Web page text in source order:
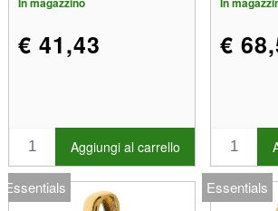
€ 41,43
Aggiungi al carrello
€
Essentials Essentials